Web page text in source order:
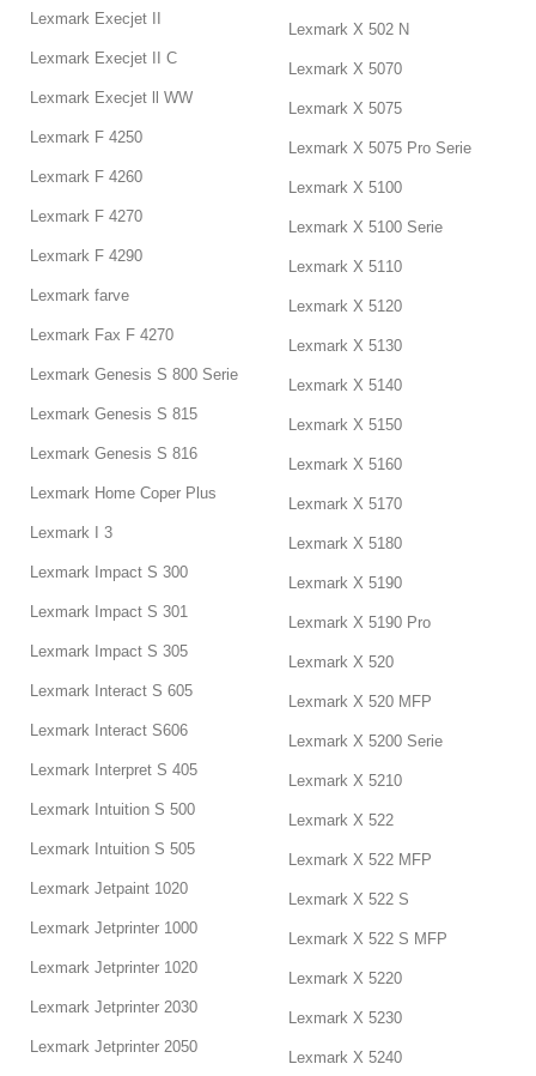
Lexmark Execjet II
Lexmark Execjet II C
Lexmark Execjet ll WW
Lexmark F 4250
Lexmark F 4260
Lexmark F 4270
Lexmark F 4290
Lexmark farve
Lexmark Fax F 4270
Lexmark Genesis S 800 Serie
Lexmark Genesis S 815
Lexmark Genesis S 816
Lexmark Home Coper Plus
Lexmark I 3
Lexmark Impact S 300
Lexmark Impact S 301
Lexmark Impact S 305
Lexmark Interact S 605
Lexmark Interact S606
Lexmark Interpret S 405
Lexmark Intuition S 500
Lexmark Intuition S 505
Lexmark Jetpaint 1020
Lexmark Jetprinter 1000
Lexmark Jetprinter 1020
Lexmark Jetprinter 2030
Lexmark Jetprinter 2050
Lexmark X 502 N
Lexmark X 5070
Lexmark X 5075
Lexmark X 5075 Pro Serie
Lexmark X 5100
Lexmark X 5100 Serie
Lexmark X 5110
Lexmark X 5120
Lexmark X 5130
Lexmark X 5140
Lexmark X 5150
Lexmark X 5160
Lexmark X 5170
Lexmark X 5180
Lexmark X 5190
Lexmark X 5190 Pro
Lexmark X 520
Lexmark X 520 MFP
Lexmark X 5200 Serie
Lexmark X 5210
Lexmark X 522
Lexmark X 522 MFP
Lexmark X 522 S
Lexmark X 522 S MFP
Lexmark X 5220
Lexmark X 5230
Lexmark X 5240